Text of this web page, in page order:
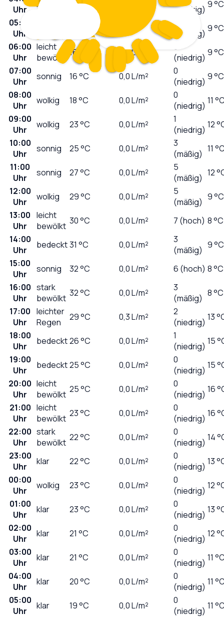
Uhr
klar 16°C
(niedrig) 9 °C
05:00
Uhr
L/m²
0
(niedrig) 9 °C
06:00
Uhr
leicht
bewölkt
16 0,0L/m²
0
(niedrig) 9 °C
07:00
Uhr
sonnig 16°C 0,0L/m²
0
(niedrig) 9 °C
08:00
Uhr
wolkig 18°C 0,0L/m²
0
(niedrig) 11
09:00
Uhr
wolkig 23°C 0,0L/m²
1
(niedrig) 12
10:00
Uhr
sonnig 25°C 0,0L/m²
3
(mäßig) 11
11:00
Uhr
sonnig 27°C 0,0L/m²
5
(mäßig) 12
12:00
Uhr
wolkig 29°C 0,0L/m²
5
(mäßig) 9 °C
13:00
Uhr
leicht
bewölkt 30°C 0,0L/m² 7 (hoch) 8 °C
14:00
Uhr
bedeckt31 °C 0,0L/m²
3
(mäßig) 9 °C
15:00
Uhr
sonnig 32°C 0,0L/m² 6 (hoch) 8 °C
16:00
Uhr
stark
bewölkt 32°C 0,0L/m²
3
(mäßig) 8 °C
17:00
Uhr
leichter
Regen
29°C 0,3L/m²
2
(niedrig) 13
18:00
Uhr
bedeckt26°C 0,0L/m²
1
(niedrig) 15
19:00
Uhr
bedeckt25°C 0,0L/m²
0
(niedrig) 15
20:00
Uhr
leicht
bewölkt 25°C 0,0L/m²
0
(niedrig) 16
21:00
Uhr
leicht
bewölkt 23°C 0,0L/m²
0
(niedrig) 16
22:00
Uhr
stark
bewölkt 22°C 0,0L/m²
0
(niedrig) 14
23:00
Uhr
klar 22°C 0,0L/m²
0
(niedrig) 13
00:00
Uhr
wolkig 23°C 0,0L/m²
0
(niedrig) 12
01:00
Uhr
klar 23°C 0,0L/m²
0
(niedrig) 13
02:00
Uhr
klar 21 °C 0,0L/m²
0
(niedrig) 12
03:00
Uhr
klar 21 °C 0,0L/m²
0
(niedrig) 11
04:00
Uhr
klar 20°C 0,0L/m²
0
(niedrig) 11
05:00
Uhr
klar 19°C 0,0L/m²
0
(niedrig) 11